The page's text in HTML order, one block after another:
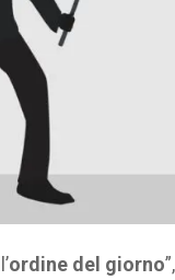
ordine del giorno